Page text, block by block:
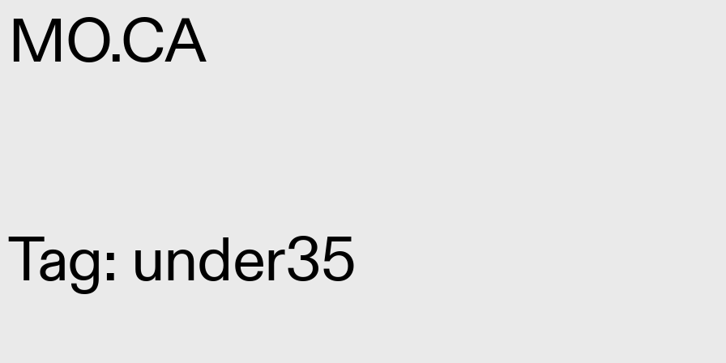
MO.CA
Tag: under35